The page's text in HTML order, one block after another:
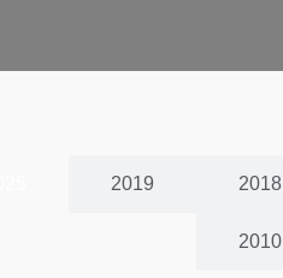
2019 2018
2010